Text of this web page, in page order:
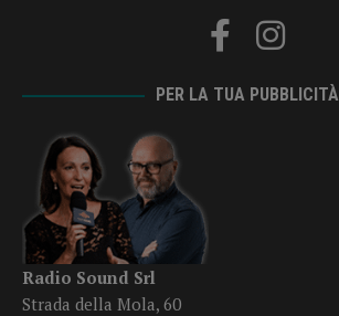
PER LA TUA PUBBLICITÀ
Radio Sound Srl
Strada della Mola, 60